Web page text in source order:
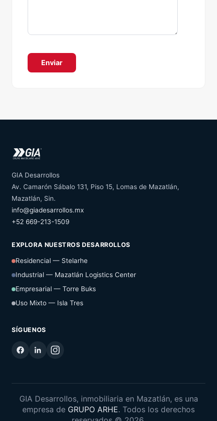
GIA Desarrollos
Av. Camarón Sábalo 131, Piso 15, Lomas de Mazatlán,
Mazatlán, Sin.
info@giadesarrollos.mx
+52 669-213-1509
EXPLORA NUESTROS DESARROLLOS
Residencial — Stelarhe
Industrial — Mazatlán Logistics Center
Empresarial — Torre Buks
Uso Mixto — Isla Tres
SÍGUENOS
GIA Desarrollos, inmobiliaria en Mazatlán, es una
empresa de GRUPO ARHE. Todos los derechos